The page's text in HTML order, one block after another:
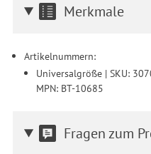
Merkmale
Artikelnummern:
Universalgröße | SKU:
MPN: BT-10685
Fragen zum